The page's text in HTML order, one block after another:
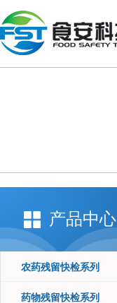
产品中心
农药残留快检系列
药物残留快检系列